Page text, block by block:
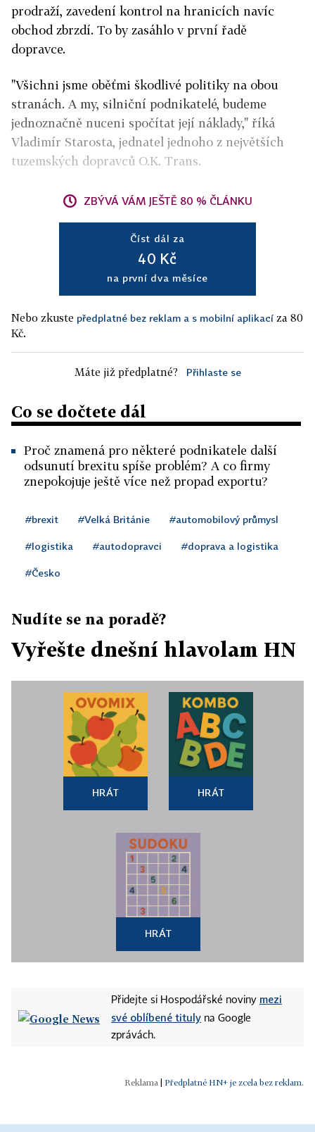
prodraží, zavedení kontrol na hranicích navíc
obchod zbrzdí. To by zasáhlo v první řadě
dopravce.
"Všichni jsme oběťmi škodlivé politiky na obou
stranách. A my, silniční podnikatelé, budeme
jednoznačně nuceni spočítat její náklady," říká
Vladimír Starosta, jednatel jednoho z největších
tuzemských dopravců O.K. Trans.
ZBÝVÁ VÁM JEŠTĚ 80 % ČLÁNKU
Číst dál za
40 Kč
na první dva měsíce
Nebo zkuste předplatné bez reklam a s mobilní aplikací za 80
Kč.
Máte již předplatné? Přihlaste se
Co se dočtete dál
Proč znamená pro některé podnikatele další
odsunutí brexitu spíše problém? A co firmy
znepokojuje ještě více než propad exportu?
#brexit #Velká Británie #automobilový průmysl
#logistika #autodopravci #doprava a logistika
#Česko
Nudíte se na poradě?
Vyřešte dnešní hlavolam HN
HRÁT HRÁT
HRÁT
Přidejte si Hospodářské noviny mezi
své oblíbené tituly na Google
zprávách.
Předplatné HN+ je zcela bez reklam.